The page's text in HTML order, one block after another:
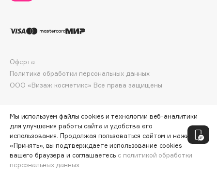
Dolomit
DP Daily Perfection
Dr. Vranjes Firenze
Dr.Althea
Dr.Jart+
DSD de Luxe
Dyson
ДОБАВИТЬ В КОРЗИНУ
ООО «Визаж косметикс» Все права защищены
Оферта
Политика обработки персональных данных
Мы используем файлы cookies и технологии веб-аналитики
для улучшения работы сайта и удобства его
использования. Продолжая пользоваться сайтом и нажимая
«Принять», вы подтверждаете использование cookies
вашего браузера и соглашаетесь с политикой обработки
персональных данных.